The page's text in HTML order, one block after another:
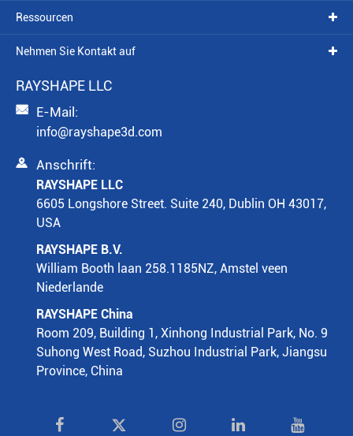
Ressourcen
Nehmen Sie Kontakt auf
RAYSHAPE LLC
 E-Mail:
info@rayshape3d.com
 Anschrift:
RAYSHAPE LLC
6605 Longshore Street. Suite 240, Dublin OH 43017,
USA
RAYSHAPE B.V.
William Booth laan 258.1185NZ, Amstel veen
Niederlande
RAYSHAPE China
Room 209, Building 1, Xinhong Industrial Park, No. 9
Suhong West Road, Suzhou Industrial Park, Jiangsu
Province, China
